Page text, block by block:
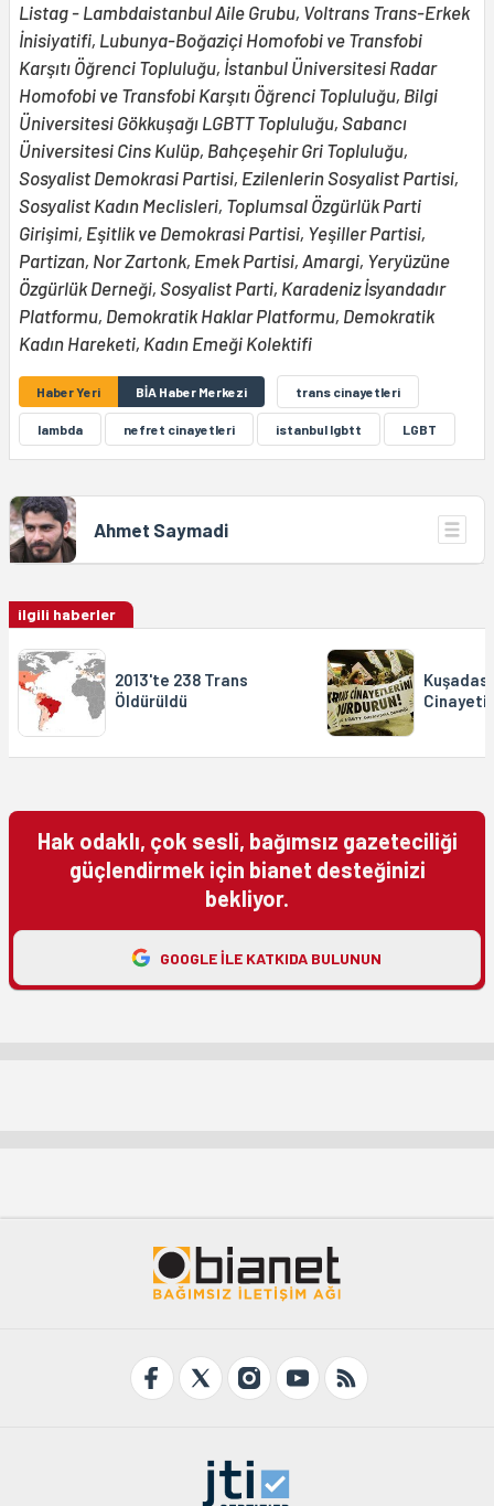
Listag - Lambdaistanbul Aile Grubu, Voltrans Trans-Erkek
İnisiyatifi, Lubunya-Boğaziçi Homofobi ve Transfobi
Karşıtı Öğrenci Topluluğu, İstanbul Üniversitesi Radar
Homofobi ve Transfobi Karşıtı Öğrenci Topluluğu, Bilgi
Üniversitesi Gökkuşağı LGBTT Topluluğu, Sabancı
Üniversitesi Cins Kulüp, Bahçeşehir Gri Topluluğu,
Sosyalist Demokrasi Partisi, Ezilenlerin Sosyalist Partisi,
Sosyalist Kadın Meclisleri, Toplumsal Özgürlük Parti
Girişimi, Eşitlik ve Demokrasi Partisi, Yeşiller Partisi,
Partizan, Nor Zartonk, Emek Partisi, Amargi, Yeryüzüne
Özgürlük Derneği, Sosyalist Parti, Karadeniz İsyandadır
Platformu, Demokratik Haklar Platformu, Demokratik
Kadın Hareketi, Kadın Emeği Kolektifi
Haber Yeri BİA Haber Merkezi trans cinayetleri
lambda nefret cinayetleri istanbul lgbtt LGBT
Ahmet Saymadi
ilgili haberler
2013'te 238 Trans
Öldürüldü
Cinayeti
Hak odaklı, çok sesli, bağımsız gazeteciliği
güçlendirmek için bianet desteğinizi
bekliyor.
GOOGLE ILE KATKIDA BULUNUN